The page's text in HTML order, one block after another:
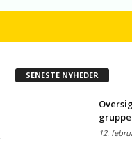
SENESTE NYHEDER
12.